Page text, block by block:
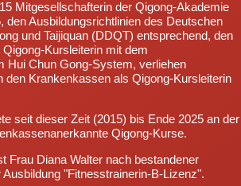
Mitgesellschafterin der Qigong-Akademie
den Ausbildungsrichtlinien des Deutschen
und Taijiquan (DDQT) entsprechend, den
Kursleiterin mit dem
Hui Chun Gong-System, verliehen
den Krankenkassen als Qigong-Kursleiterin
seit dieser Zeit (2015) bis Ende 2025 an der
Qigong-Kurse.
Frau Diana Walter nach bestandener
"Fitnesstrainerin-B-Lizenz".